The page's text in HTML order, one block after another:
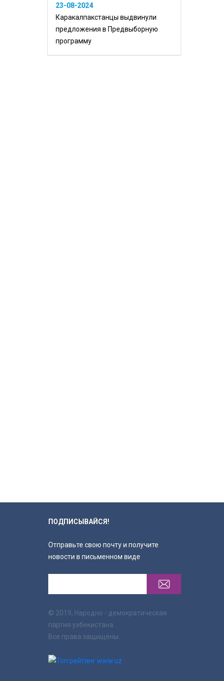
23-08-2024
Каракалпакстанцы выдвинули
предложения в Предвыборную
программу
ПОДПИСЫВАЙСЯ!
Отправьте свою почту и получите
новости в письменном виде
© 2019, Народно - демократическая
партия узбекистана.
Все права защищены.